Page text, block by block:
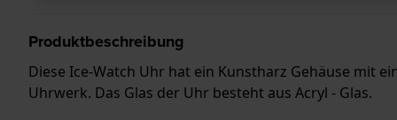
Produktbeschreibung
Diese Ice-Watch Uhr hat ein Kunstharz Gehäuse mit
Uhrwerk. Das Glas der Uhr besteht aus Acryl - Glas.